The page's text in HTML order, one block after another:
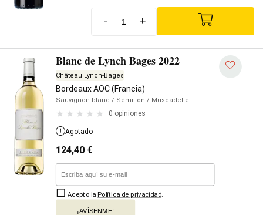
- +
Blanc de Lynch Bages 2022
Château Lynch-Bages
Bordeaux AOC (Francia)
Sauvignon blanc / Sémillon / Muscadelle
0 opiniones
Agotado
124,40 €
Acepto la Política de privacidad
¡AVÍSENME!